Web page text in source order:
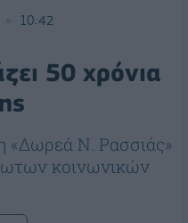
10:42
50 χρόνια
«Δωρεά Ν. Ρασσιάς»
κοινωνικών